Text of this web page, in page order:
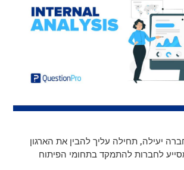
יעילה, תחילה עליך להבין את הארגון
לחברות להתמקד בתחומי הפיתוח